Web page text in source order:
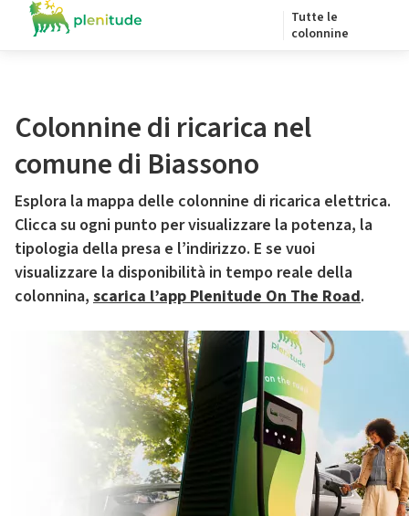
Tutte le
colonnine
Colonnine di ricarica nel
comune di Biassono
Esplora la mappa delle colonnine di ricarica elettrica.
Clicca su ogni punto per visualizzare la potenza, la
tipologia della presa e l’indirizzo. E se vuoi
visualizzare la disponibilità in tempo reale della
colonnina, scarica l’app Plenitude On The Road.